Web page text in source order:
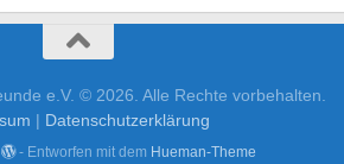
e.V. © 2026. Alle Rechte vorbehalten.
| Datenschutzerklärung
- Entworfen mit dem Hueman-Theme